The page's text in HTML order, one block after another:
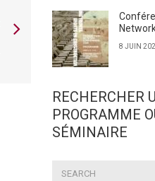
8 JUIN
RECHERCHER
PROGRAMME
SÉMINAIRE